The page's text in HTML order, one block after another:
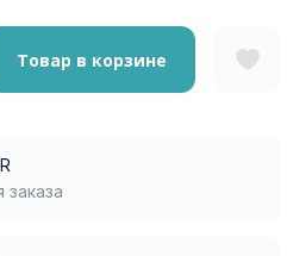
Товар в корзине